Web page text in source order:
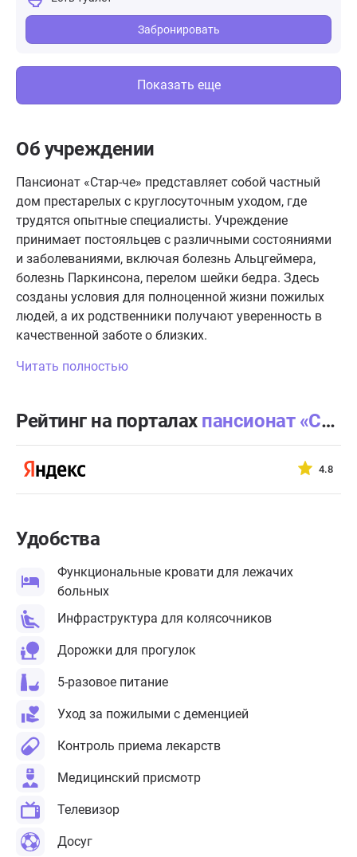
Забронировать
Показать еще
Об учреждении
Пансионат «Стар-че» представляет собой частный
дом престарелых с круглосуточным уходом, где
трудятся опытные специалисты. Учреждение
принимает постояльцев с различными состояниями
и заболеваниями, включая болезнь Альцгеймера,
болезнь Паркинсона, перелом шейки бедра. Здесь
созданы условия для полноценной жизни пожилых
людей, а их родственники получают уверенность в
качественной заботе о близких.
Читать полностью
Рейтинг на порталах пансионат «Стар-че»
4.8
Удобства
Функциональные кровати для лежачих
больных
Инфраструктура для колясочников
Дорожки для прогулок
5-разовое питание
Уход за пожилыми с деменцией
Контроль приема лекарств
Медицинский присмотр
Телевизор
Досуг